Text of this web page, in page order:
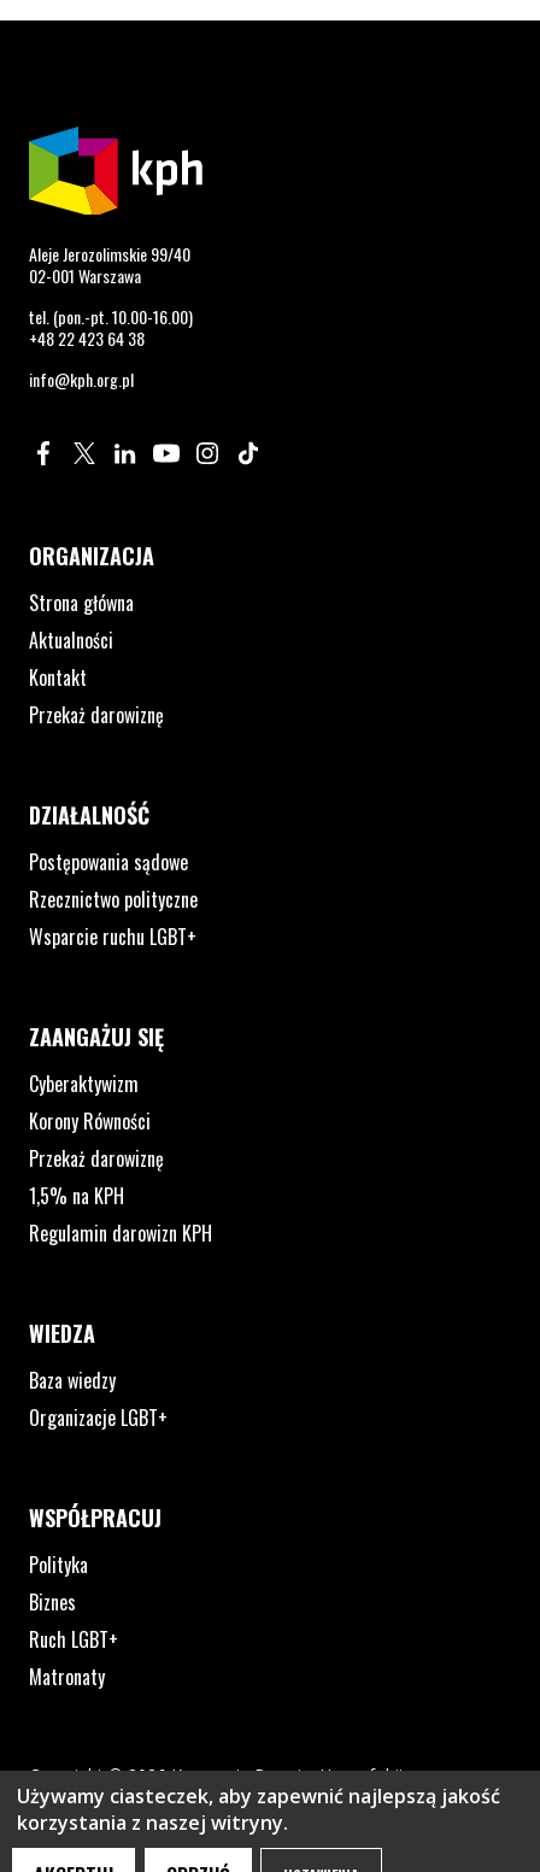
Aleje Jerozolimskie 99/40
02-001 Warszawa
tel. (pon.-pt. 10.00-16.00)
+48 22 423 64 38
info@kph.org.pl
Profil na Facebook. Strona otwiera się w nowym oknie.
Profil na Twitter. Strona otwiera się w nowym oknie.
Profil na LinkedIn. Strona otwiera się w nowym oknie.
Profil na YouTube. Strona otwiera się w nowym
Profil na Instagram. Strona otwiera się
ORGANIZACJA
Strona główna
Aktualności
Kontakt
Przekaż darowiznę
DZIAŁALNOŚĆ
Postępowania sądowe
Rzecznictwo polityczne
Wsparcie ruchu LGBT+
ZAANGAŻUJ SIĘ
Cyberaktywizm
Korony Równości
Przekaż darowiznę
1,5% na KPH
Regulamin darowizn KPH
WIEDZA
Baza wiedzy
Organizacje LGBT+
WSPÓŁPRACUJ
Polityka
Biznes
Ruch LGBT+
Matronaty
Copyright © 2026 Kampania Przeciw Homofobii
Polityka prywatności
Plik pdf otworzy się w nowym oknie lub zostanie pobrany na
Używamy ciasteczek, aby zapewnić najlepszą jakość
korzystania z naszej witryny.